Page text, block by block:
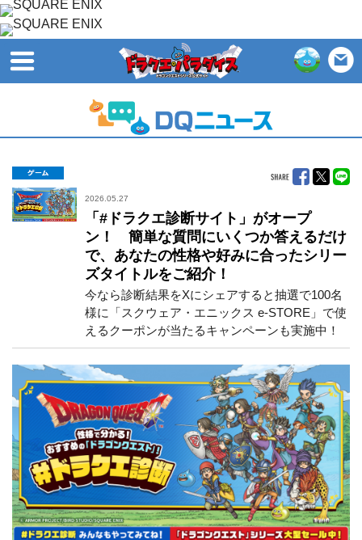
2026.05.27
「#ドラクエ診断サイト」がオープ
ン！ 簡単な質問にいくつか答えるだけ
で、あなたの性格や好みに合ったシリー
ズタイトルをご紹介！
今なら診断結果をXにシェアすると抽選で100名
様に「スクウェア・エニックス e-STORE」で使
えるクーポンが当たるキャンペーンも実施中！